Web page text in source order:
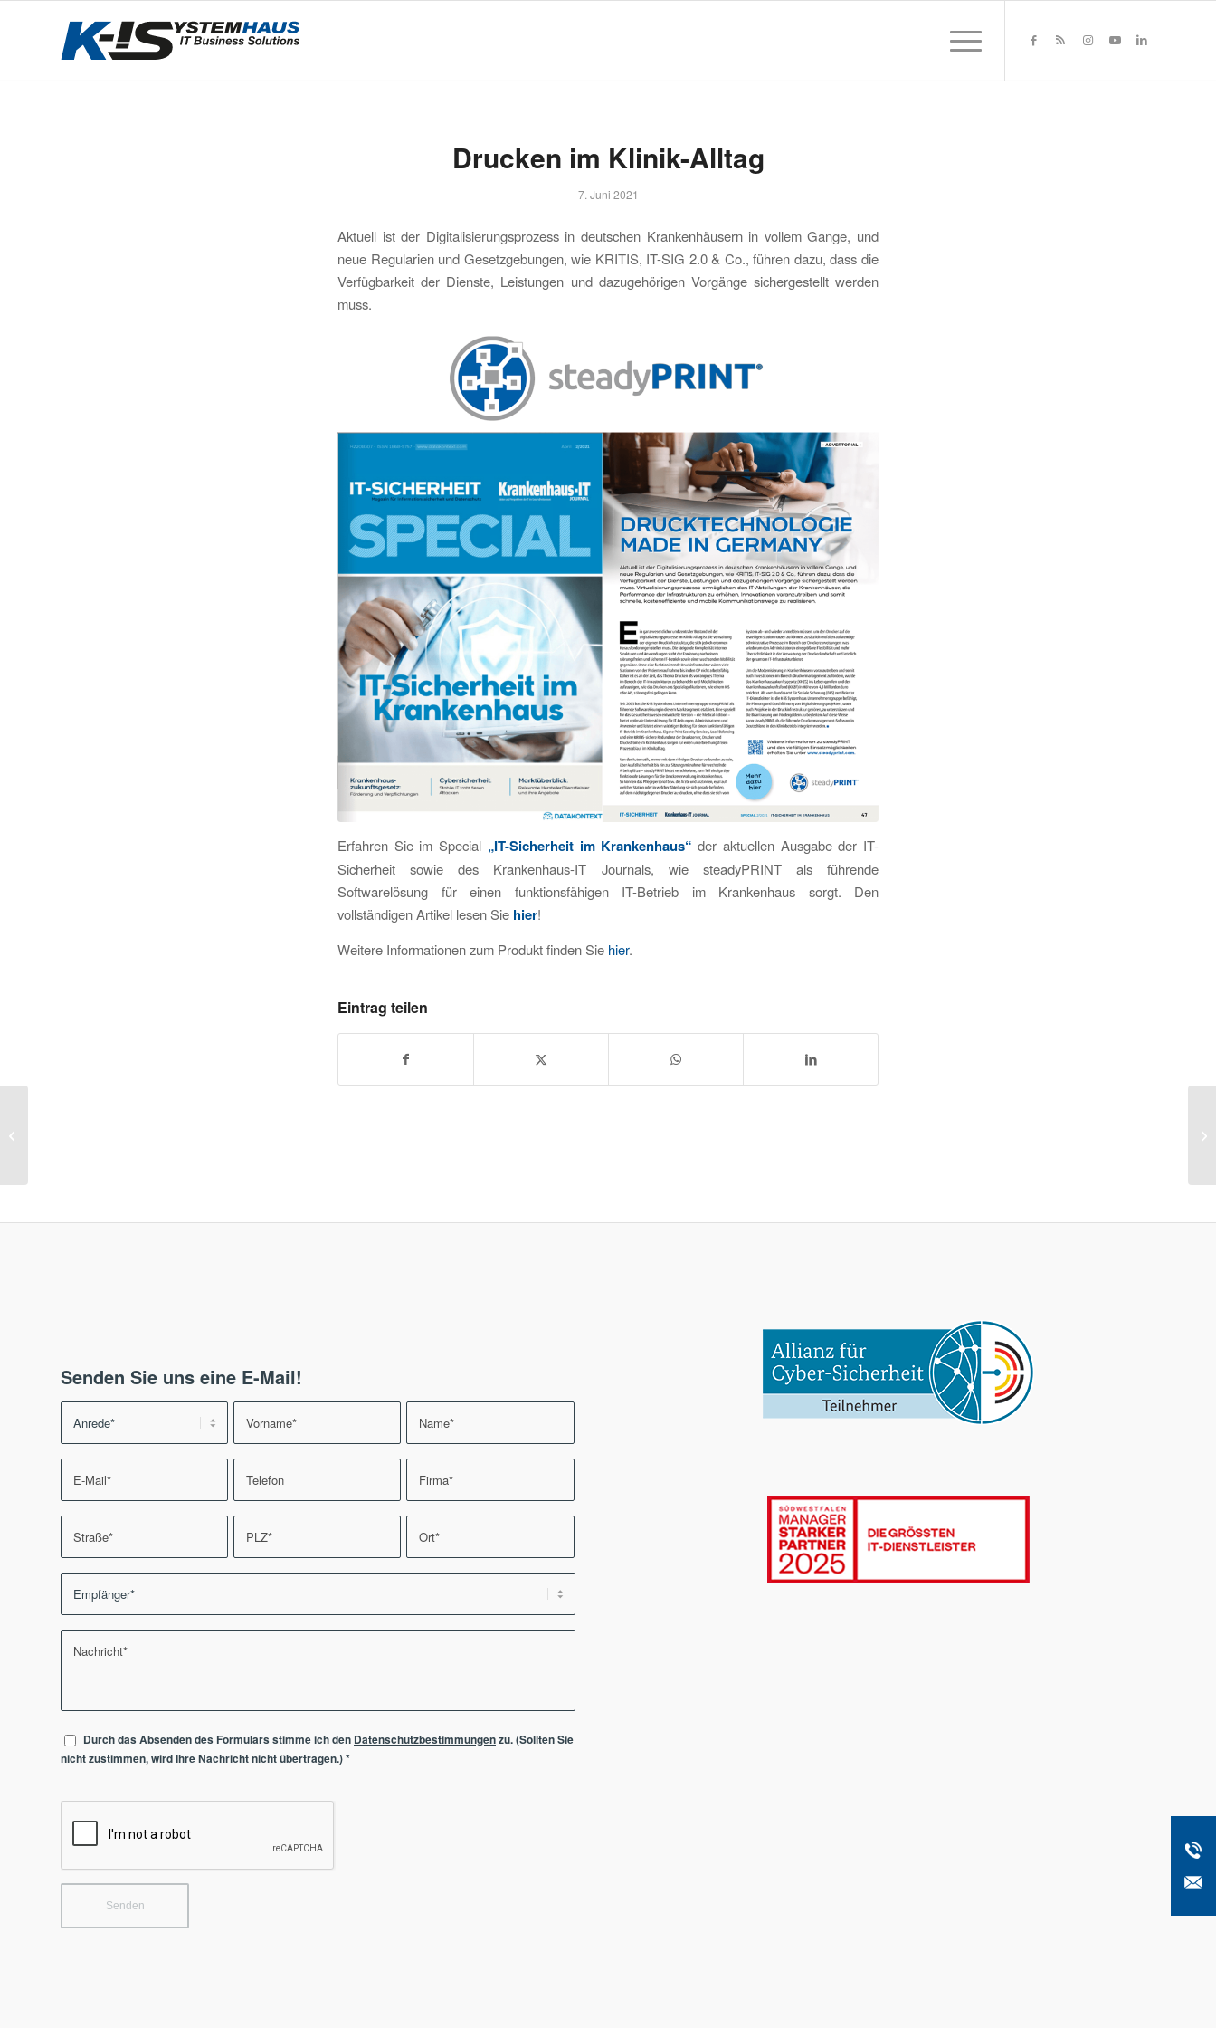
Drucken im Klinik-Alltag
7. Juni 2021
Aktuell ist der Digitalisierungsprozess in deutschen Krankenhäusern in vollem Gange, und
neue Regularien und Gesetzgebungen, wie KRITIS, IT-SIG 2.0 & Co., führen dazu, dass die
Verfügbarkeit der Dienste, Leistungen und dazugehörigen Vorgänge sichergestellt werden
muss.
Erfahren Sie im Special „IT-Sicherheit im Krankenhaus“ der aktuellen Ausgabe der IT-
Sicherheit sowie des Krankenhaus-IT Journals, wie steadyPRINT als führende
Softwarelösung für einen funktionsfähigen IT-Betrieb im Krankenhaus sorgt. Den
vollständigen Artikel lesen Sie hier!
Weitere Informationen zum Produkt finden Sie hier.
Eintrag teilen
Senden Sie uns eine E-Mail!
Durch das Absenden des Formulars stimme ich den Datenschutzbestimmungenzu. (Sollten Sie
nicht zustimmen, wird Ihre Nachricht nicht übertragen.)*